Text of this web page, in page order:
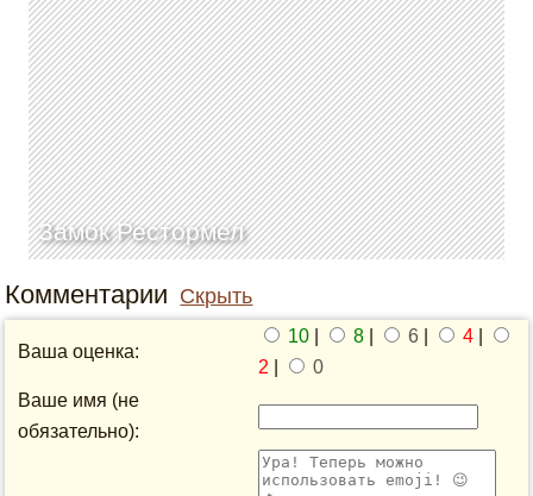
Замок Рестормел
Комментарии Скрыть
Ваша оценка:
10 8 6 4
2
0
Ваше имя (не
обязательно):